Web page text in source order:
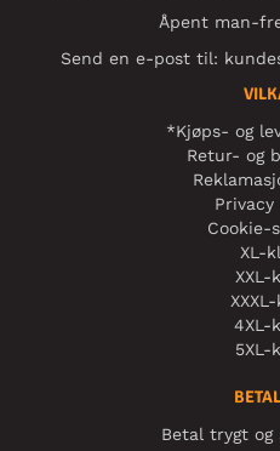
Åpent man-
Send en e-post til:
*Kjøps- og
Retur- og
Cookie-
XL-
Betal trygt og